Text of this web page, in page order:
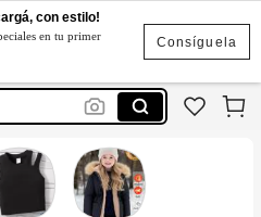
Consíguela
con estilo!
en tu primer